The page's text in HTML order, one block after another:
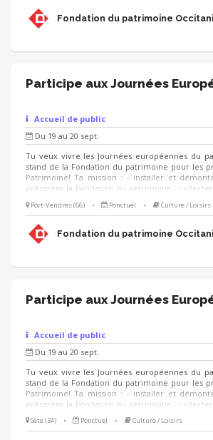
participer à la valorisation du patrimoine !
tourisme, paysage, développement local).
Fondation du patrimoine
Participe aux Journées
Accueil de public
Du 19 au 20 sept.
Tu veux vivre les Journées européennes du
stand de la Fondation du patrimoine pour les
Patrimoine! Ta mission : - installer et
présenter la Fondation du patrimoine -
échéant, animer des visites du lieu 🗓
participer à la valorisation du patrimoine !
tourisme, paysage, développement local).
Port-Vendres (66) • Ponctuel • Culture / Loisirs
Fondation du patrimoine
Participe aux Journées
Accueil de public
Du 19 au 20 sept.
Tu veux vivre les Journées européennes du
stand de la Fondation du patrimoine pour les
Patrimoine! Ta mission : - installer et
présenter la Fondation du patrimoine -
le cas échéant participer à l'exécution des
échéant, animer des visites du lieu 🗓
Sète (34) • Ponctuel • Culture / Loisirs